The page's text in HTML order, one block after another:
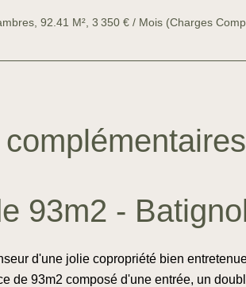
92.41 M², 3 350 € / Mois (Charges
93m2 -
d'une jolie copropriété bien
de 93m2 composé d'une entrée, un